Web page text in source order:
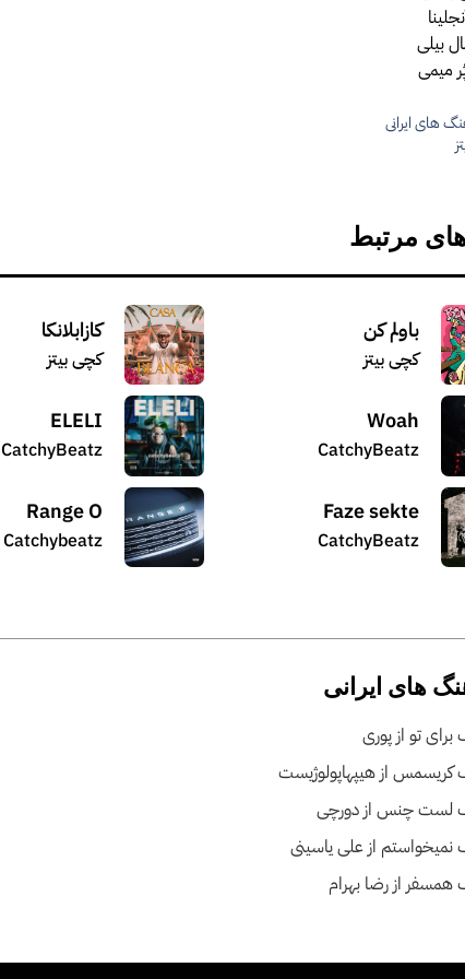
بیلی
میمی
های ایرانی
مرتبط
باولم کن
کچی بیتز
کازابلانکا
کچی بیتز
Woah
CatchyBeatz
ELELI
CatchyBeatz
Faze sekte
CatchyBeatz
Range O
Catchybeatz
های ایرانی
تو از پوری
از هیپهاپولوژیست
لست چنس از دورچی
از علی یاسینی
از رضا بهرام